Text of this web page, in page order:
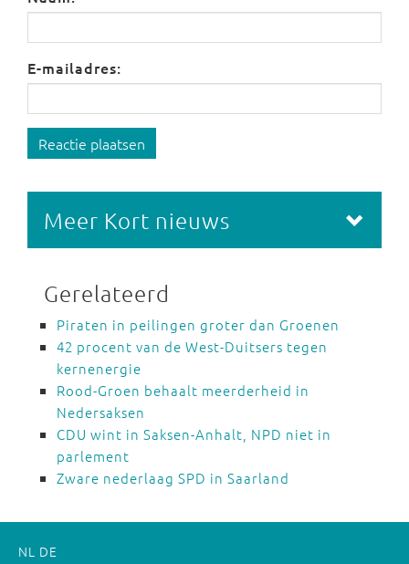
E-mailadres:
Reactie plaatsen
Meer Kort nieuws
Gerelateerd
Piraten in peilingen groter dan Groenen
42 procent van de West-Duitsers tegen
kernenergie
Rood-Groen behaalt meerderheid in
Nedersaksen
CDU wint in Saksen-Anhalt, NPD niet in
parlement
Zware nederlaag SPD in Saarland
NL DE